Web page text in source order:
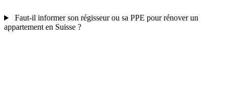
Faut-il informer son régisseur ou sa PPE pour rénover un
appartement en Suisse ?